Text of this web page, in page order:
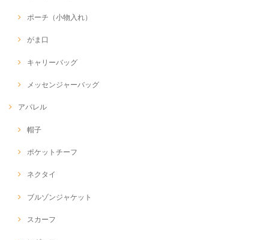
ポーチ（小物入れ）
がま口
キャリーバッグ
メッセンジャーバッグ
アパレル
帽子
ポケットチーフ
ネクタイ
ブルゾンジャケット
スカーフ